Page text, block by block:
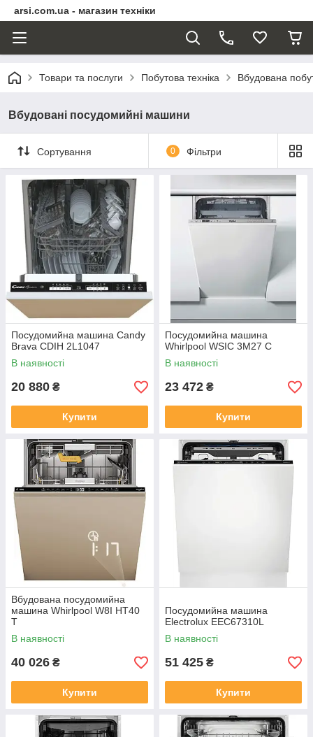
arsi.com.ua - магазин техніки
Товари та послуги Побутова техніка Вбудована
Вбудовані посудомийні машини
Сортування 0 Фільтри
Посудомийна машина Candy
Brava CDIH 2L1047
В наявності
20 880 ₴
Купити
Посудомийна машина
Whirlpool WSIC 3M27 C
В наявності
23 472 ₴
Купити
Вбудована посудомийна
машина Whirlpool W8I HT40
T
В наявності
40 026 ₴
Купити
Посудомийна машина
Electrolux EEC67310L
В наявності
51 425 ₴
Купити